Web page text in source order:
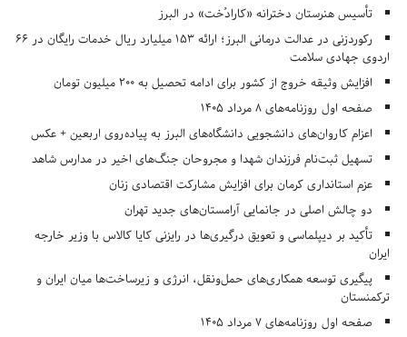
تأسیس هنرستان دخترانه «کارادُخت» در البرز
رکوردزنی در عدالت درمانی البرز؛ ارائه ۱۵۳ میلیارد ریال خدمات رایگان در ۶۶
اردوی جهادی سلامت
افزایش وثیقه خروج از کشور برای ادامه تحصیل به ۲۰۰ میلیون تومان
صفحه اول روزنامه‌های 8 مرداد 1405
اعزام کاروان‌های دانشجویی دانشگاه‌های البرز به پیاده‌روی اربعین + عکس
تسهیل ثبت‌نام فرزندان شهدا و مجروحان جنگ‌های اخیر در مدارس شاهد
عزم استانداری کرمان برای افزایش مشارکت اقتصادی زنان
دو چالش اصلی در جانمایی آرامستان‌های جدید تهران
تأکید بر دیپلماسی و تعویق درگیری‌ها در رایزنی کایا کالاس با وزیر خارجه
ایران
پیگیری توسعه همکاری‌های حمل‌ونقل، انرژی و زیرساخت‌ها میان ایران و
ترکمنستان
صفحه اول روزنامه‌های 7 مرداد 1405